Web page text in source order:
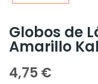
Globos de
Amarillo
4,75 €